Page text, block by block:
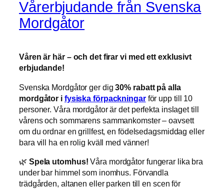
Vårerbjudande från Svenska
Mordgåtor
Våren är här – och det firar vi med ett exklusivt
erbjudande!
Svenska Mordgåtor ger dig30% rabatt på alla
mordgåtor i fysiska förpackningarför upp till 10
personer. Våra mordgåtor är det perfekta inslaget till
vårens och sommarens sammankomster – oavsett
om du ordnar en grillfest, en födelsedagsmiddag eller
bara vill ha en rolig kväll med vänner!
🌿 Spela utomhus! Våra mordgåtor fungerar lika bra
under bar himmel som inomhus. Förvandla
trädgården, altanen eller parken till en scen för